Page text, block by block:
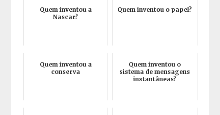
Quem inventou a
Nascar?
Quem inventou o papel?
Quem inventou a
conserva
Quem inventou o
sistema de mensagens
instantâneas?